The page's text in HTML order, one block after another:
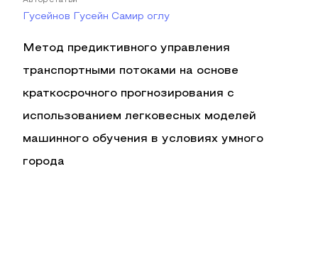
Гусейнов Гусейн Самир оглу
Метод предиктивного управления
транспортными потоками на основе
краткосрочного прогнозирования с
использованием легковесных моделей
машинного обучения в условиях умного
города